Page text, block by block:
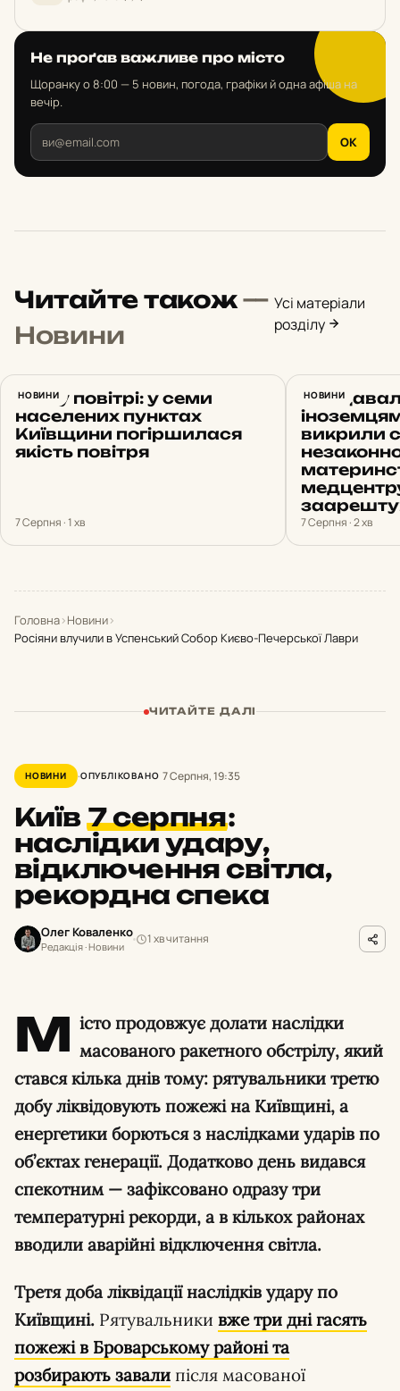
Не проґав важливе про місто
Щоранку о 8:00 — 5 новин, погода, графіки й одна афіша на
вечір.
OK
Читайте також—
Новини
Усі матеріали
розділу
НОВИНИ
Пил у повітрі: у семи
населених пунктах
Київщини погіршилася
якість повітря
7 Серпня · 1 хв
НОВИНИ
викрили
7 Серпня · 2 хв
Головна›Новини›
Росіяни влучили в Успенський Собор Києво-Печерської Лаври
ЧИТАЙТЕ ДАЛІ
НОВИНИ ОПУБЛІКОВАНО 7 Серпня, 19:35
Київ7 серпня:
наслідки удару,
відключення світла,
рекордна спека
Олег Коваленко
Редакція · Новини
1 хв читання
М істо продовжує долати наслідки
масованого ракетного обстрілу, який
стався кілька днів тому: рятувальники третю
добу ліквідовують пожежі на Київщині, а
енергетики борються з наслідками ударів по
об’єктах генерації. Додатково день видався
спекотним — зафіксовано одразу три
температурні рекорди, а в кількох районах
вводили аварійні відключення світла.
Третя доба ліквідації наслідків удару по
Київщині. Рятувальники вже три дні гасять
пожежі в Броварському районі та
розбирають завали після масованої